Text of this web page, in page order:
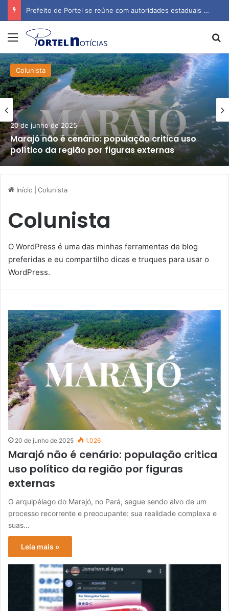
Prefeito de Portel se reúne com autoridades estaduais para tratar de obras e inauguração de escola
Menu
Colunista
20 de junho de 2025
Marajó não é cenário: população critica uso
político da região por figuras externas
Início Colunista
Colunista
O WordPress é uma das minhas ferramentas de blog
preferidas e eu compartilho dicas e truques para usar o
WordPress.
20 de junho de 2025 1.026
Marajó não é cenário: população critica
uso político da região por figuras
externas
O arquipélago do Marajó, no Pará, segue sendo alvo de um
processo recorrente e preocupante: sua realidade complexa e
suas…
Leia mais »